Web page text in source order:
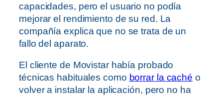
capacidades, pero el usuario no podía
mejorar el rendimiento de su red. La
compañía explica que no se trata de un
fallo del aparato.
El cliente de Movistar había probado
técnicas habituales como borrar la caché o
volver a instalar la aplicación, pero no ha